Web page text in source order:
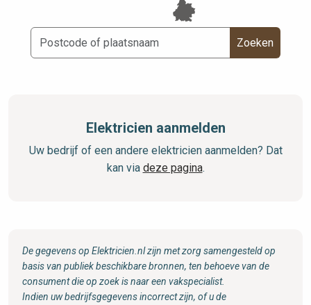
Zoeken
Elektricien aanmelden
Uw bedrijf of een andere elektricien aanmelden? Dat
kan via deze pagina.
De gegevens op Elektricien.nl zijn met zorg samengesteld op
basis van publiek beschikbare bronnen, ten behoeve van de
consument die op zoek is naar een vakspecialist.
Indien uw bedrijfsgegevens incorrect zijn, of u de